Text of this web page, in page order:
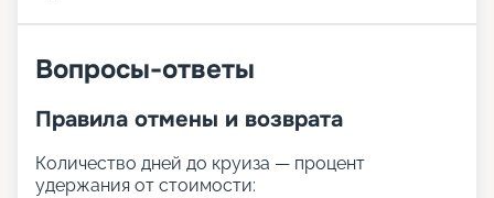
Вопросы-ответы
Правила отмены и возврата
Количество дней до круиза — процент
удержания от стоимости: